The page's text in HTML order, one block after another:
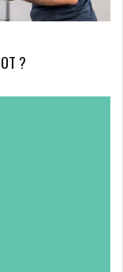
?